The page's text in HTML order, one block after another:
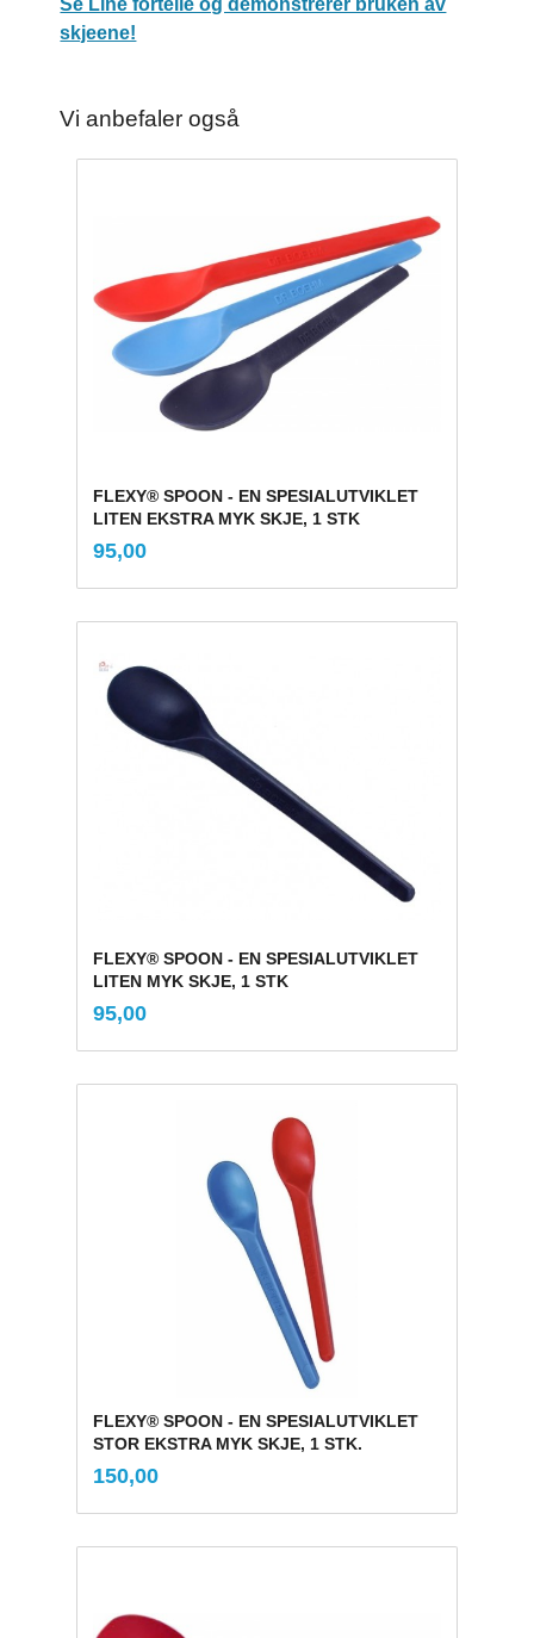
Se Line fortelle og demonstrerer bruken av
skjeene!
Vi anbefaler også
FLEXY® SPOON - EN SPESIALUTVIKLET
LITEN EKSTRA MYK SKJE, 1 STK
Pris
95,00mva.
FLEXY® SPOON - EN SPESIALUTVIKLET
LITEN MYK SKJE, 1 STK
Pris
95,00mva.
FLEXY® SPOON - EN SPESIALUTVIKLET
STOR EKSTRA MYK SKJE, 1 STK.
Pris
150,00mva.